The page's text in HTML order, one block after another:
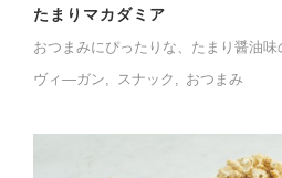
たまりマカダミア
おつまみにぴったりな、たまり醤油味
ヴィ―ガン
スナック おつまみ